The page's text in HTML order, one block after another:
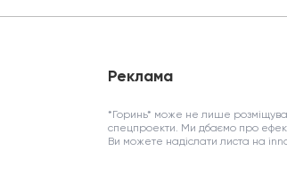
Реклама
*Горинь* може не лише
спецпроекти. Ми дбаємо про
Ви можете надіслати листа на